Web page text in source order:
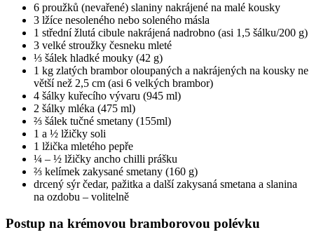
6 proužků (nevařené) slaniny nakrájené na malé kousky
3 lžíce nesoleného nebo soleného másla
1 střední žlutá cibule nakrájená nadrobno (asi 1,5 šálku/200 g)
3 velké stroužky česneku mleté
⅓ šálek hladké mouky (42 g)
1 kg zlatých brambor oloupaných a nakrájených na kousky ne
větší než 2,5 cm (asi 6 velkých brambor)
4 šálky kuřecího vývaru (945 ml)
2 šálky mléka (475 ml)
⅔ šálek tučné smetany (155ml)
1 a ½ lžičky soli
1 lžička mletého pepře
¼ – ½ lžičky ancho chilli prášku
⅔ kelímek zakysané smetany (160 g)
drcený sýr čedar, pažitka a další zakysaná smetana a slanina
na ozdobu – volitelně
Postup na krémovou bramborovou polévku